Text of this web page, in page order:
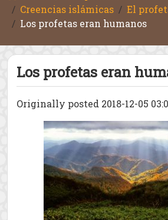
Creencias islámicas
El
Los profetas eran humanos
Los profetas eran
Originally posted 2018-12-05